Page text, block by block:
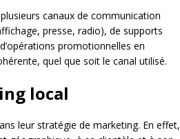
canaux de communication
presse, radio), de supports
promotionnelles en
quel que soit le canal utilisé.
local
leur stratégie de marketing. En effet,